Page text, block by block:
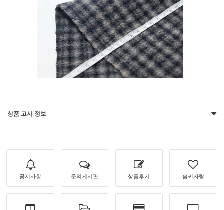
상품 고시 정보
공지사항 문의게시판 상품후기 솜씨자랑